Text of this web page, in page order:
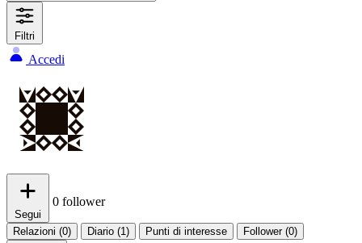
Filtri
Accedi
Segui
0 follower
Relazioni (0) Diario (1) Punti di interesse
Follower (0)